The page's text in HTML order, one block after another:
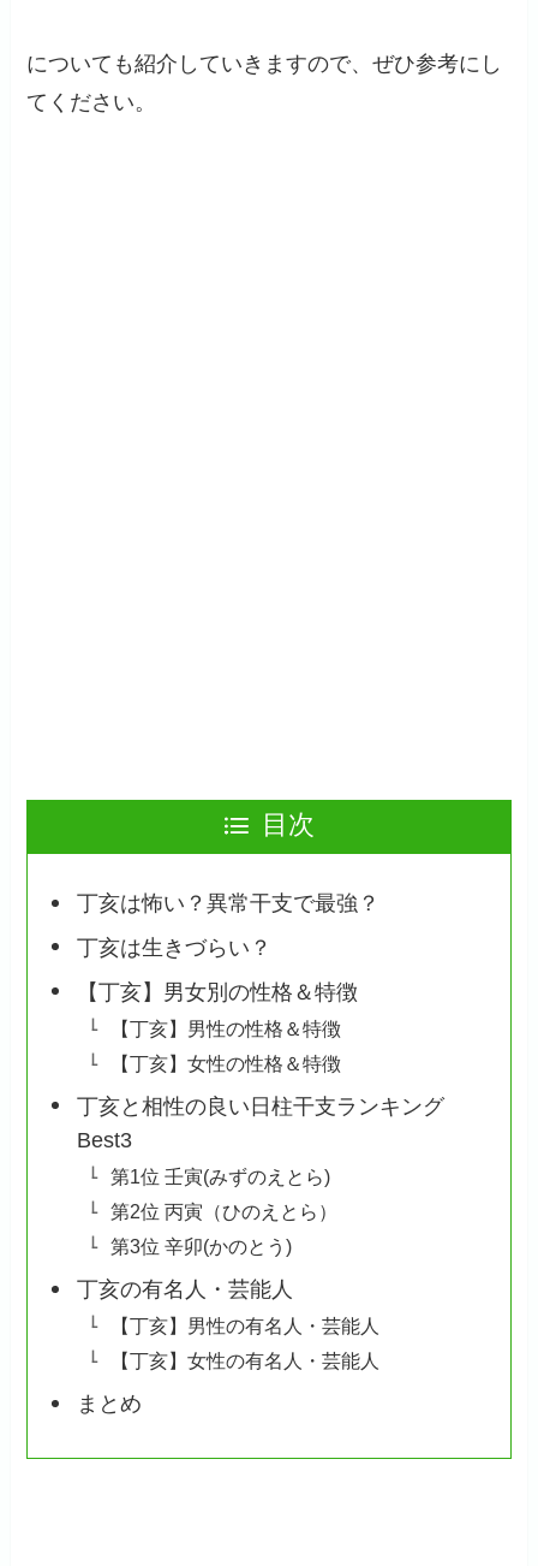
についても紹介していきますので、ぜひ参考にし
てください。
目次
丁亥は怖い？異常干支で最強？
丁亥は生きづらい？
【丁亥】男女別の性格＆特徴
【丁亥】男性の性格＆特徴
【丁亥】女性の性格＆特徴
丁亥と相性の良い日柱干支ランキング
Best3
第1位 壬寅(みずのえとら)
第2位 丙寅（ひのえとら）
第3位 辛卯(かのとう)
丁亥の有名人・芸能人
【丁亥】男性の有名人・芸能人
【丁亥】女性の有名人・芸能人
まとめ